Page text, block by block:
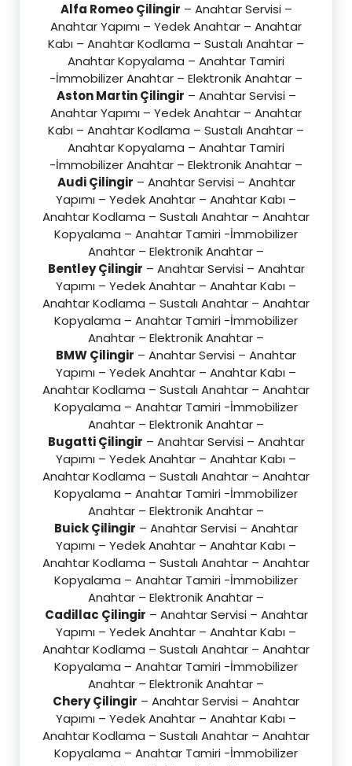
Alfa Romeo Çilingir – Anahtar Servisi –
Anahtar Yapımı – Yedek Anahtar – Anahtar
Kabı – Anahtar Kodlama – Sustalı Anahtar –
Anahtar Kopyalama – Anahtar Tamiri
-İmmobilizer Anahtar – Elektronik Anahtar –
Aston Martin Çilingir – Anahtar Servisi –
Anahtar Yapımı – Yedek Anahtar – Anahtar
Kabı – Anahtar Kodlama – Sustalı Anahtar –
Anahtar Kopyalama – Anahtar Tamiri
-İmmobilizer Anahtar – Elektronik Anahtar –
Audi Çilingir – Anahtar Servisi – Anahtar
Yapımı – Yedek Anahtar – Anahtar Kabı –
Anahtar Kodlama – Sustalı Anahtar – Anahtar
Kopyalama – Anahtar Tamiri -İmmobilizer
Anahtar – Elektronik Anahtar –
Bentley Çilingir – Anahtar Servisi – Anahtar
Yapımı – Yedek Anahtar – Anahtar Kabı –
Anahtar Kodlama – Sustalı Anahtar – Anahtar
Kopyalama – Anahtar Tamiri -İmmobilizer
Anahtar – Elektronik Anahtar –
BMW Çilingir – Anahtar Servisi – Anahtar
Yapımı – Yedek Anahtar – Anahtar Kabı –
Anahtar Kodlama – Sustalı Anahtar – Anahtar
Kopyalama – Anahtar Tamiri -İmmobilizer
Anahtar – Elektronik Anahtar –
Bugatti Çilingir – Anahtar Servisi – Anahtar
Yapımı – Yedek Anahtar – Anahtar Kabı –
Anahtar Kodlama – Sustalı Anahtar – Anahtar
Kopyalama – Anahtar Tamiri -İmmobilizer
Anahtar – Elektronik Anahtar –
Buick Çilingir – Anahtar Servisi – Anahtar
Yapımı – Yedek Anahtar – Anahtar Kabı –
Anahtar Kodlama – Sustalı Anahtar – Anahtar
Kopyalama – Anahtar Tamiri -İmmobilizer
Anahtar – Elektronik Anahtar –
Cadillac Çilingir – Anahtar Servisi – Anahtar
Yapımı – Yedek Anahtar – Anahtar Kabı –
Anahtar Kodlama – Sustalı Anahtar – Anahtar
Kopyalama – Anahtar Tamiri -İmmobilizer
Anahtar – Elektronik Anahtar –
Chery Çilingir – Anahtar Servisi – Anahtar
Yapımı – Yedek Anahtar – Anahtar Kabı –
Anahtar Kodlama – Sustalı Anahtar – Anahtar
Kopyalama – Anahtar Tamiri -İmmobilizer